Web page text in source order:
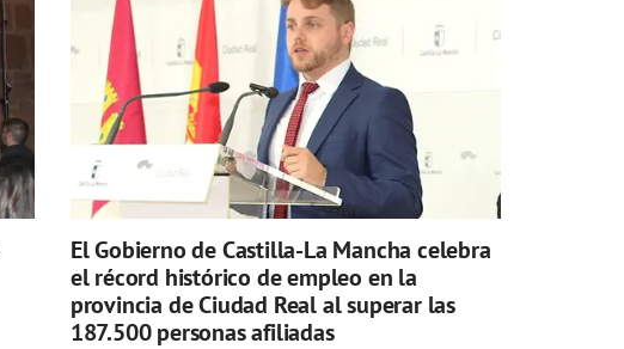
El Gobierno de Castilla-La Mancha celebra
el récord histórico de empleo en la
provincia de Ciudad Real al superar las
187.500 personas afiliadas